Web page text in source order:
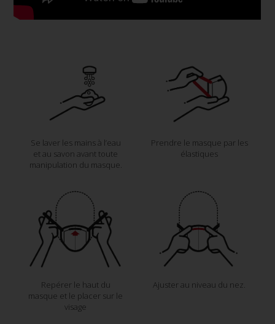
Se laver les mains à l’eau
et au savon avant toute
manipulation du masque.
Prendre le masque par les
élastiques
Repérer le haut du
masque et le placer sur le
visage
Ajuster au niveau du nez.